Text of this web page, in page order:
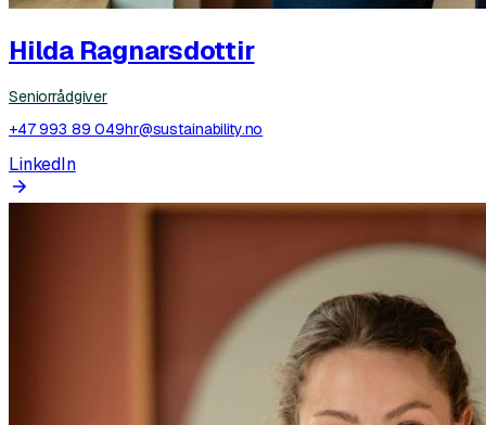
Hilda Ragnarsdottir
Seniorrådgiver
+47 993 89 049hr@sustainability.no
LinkedIn